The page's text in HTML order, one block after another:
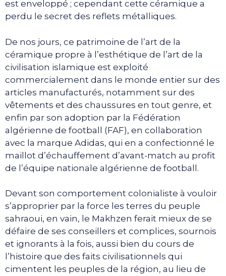
est enveloppé ; cependant cette céramique a
perdu le secret des reflets métalliques.
De nos jours, ce patrimoine de l’art de la
céramique propre à l’esthétique de l’art de la
civilisation islamique est exploité
commercialement dans le monde entier sur des
articles manufacturés, notamment sur des
vêtements et des chaussures en tout genre, et
enfin par son adoption par la Fédération
algérienne de football (FAF), en collaboration
avec la marque Adidas, qui en a confectionné le
maillot d’échauffement d’avant-match au profit
de l’équipe nationale algérienne de football.
Devant son comportement colonialiste à vouloir
s’approprier par la force les terres du peuple
sahraoui, en vain, le Makhzen ferait mieux de se
défaire de ses conseillers et complices, sournois
et ignorants à la fois, aussi bien du cours de
l’histoire que des faits civilisationnels qui
cimentent les peuples de la région, au lieu de